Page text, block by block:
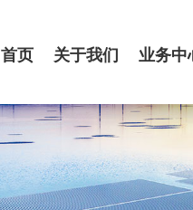
首页 关于我们 业务中